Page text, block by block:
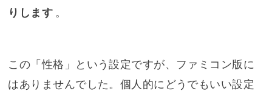
りします 。
この「性格」という設定ですが、ファミコン版に
はありませんでした。個人的にどうでもいい設定